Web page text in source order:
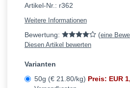
Artikel-Nr.: r362
Weitere Informationen
Bewertung: (eine
Diesen Artikel bewerten
Varianten
50g (€ 21.80/kg) Preis: EUR